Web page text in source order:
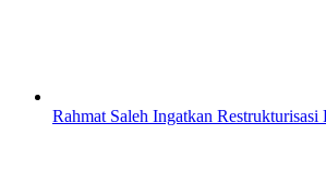
Rahmat Saleh Ingatkan